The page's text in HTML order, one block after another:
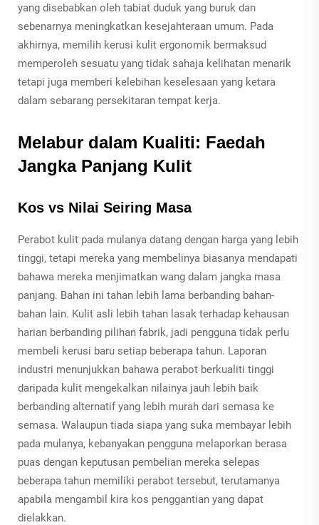
yang disebabkan oleh tabiat duduk yang buruk dan
sebenarnya meningkatkan kesejahteraan umum. Pada
akhirnya, memilih kerusi kulit ergonomik bermaksud
memperoleh sesuatu yang tidak sahaja kelihatan menarik
tetapi juga memberi kelebihan keselesaan yang ketara
dalam sebarang persekitaran tempat kerja.
Melabur dalam Kualiti: Faedah
Jangka Panjang Kulit
Kos vs Nilai Seiring Masa
Perabot kulit pada mulanya datang dengan harga yang lebih
tinggi, tetapi mereka yang membelinya biasanya mendapati
bahawa mereka menjimatkan wang dalam jangka masa
panjang. Bahan ini tahan lebih lama berbanding bahan-
bahan lain. Kulit asli lebih tahan lasak terhadap kehausan
harian berbanding pilihan fabrik, jadi pengguna tidak perlu
membeli kerusi baru setiap beberapa tahun. Laporan
industri menunjukkan bahawa perabot berkualiti tinggi
daripada kulit mengekalkan nilainya jauh lebih baik
berbanding alternatif yang lebih murah dari semasa ke
semasa. Walaupun tiada siapa yang suka membayar lebih
pada mulanya, kebanyakan pengguna melaporkan berasa
puas dengan keputusan pembelian mereka selepas
beberapa tahun memiliki perabot tersebut, terutamanya
apabila mengambil kira kos penggantian yang dapat
dielakkan.